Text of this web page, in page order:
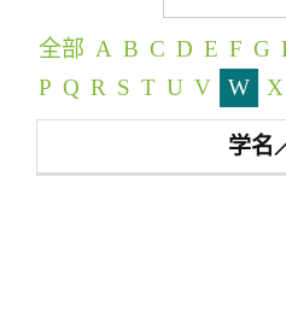
全部 A B C D E F G
P Q R S T U V W X
学名